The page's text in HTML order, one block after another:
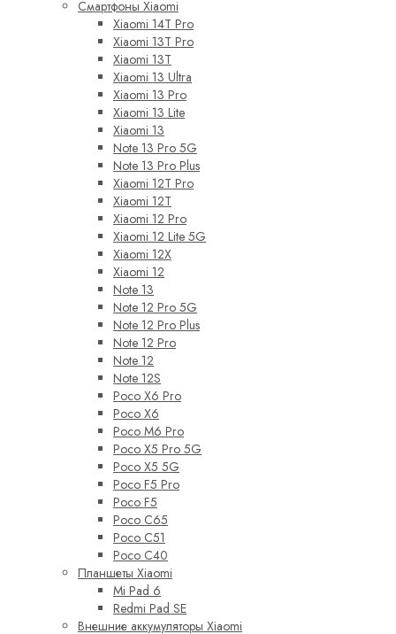
Смартфоны Xiaomi
Xiaomi 14T Pro
Xiaomi 13T Pro
Xiaomi 13T
Xiaomi 13 Ultra
Xiaomi 13 Pro
Xiaomi 13 Lite
Xiaomi 13
Note 13 Pro 5G
Note 13 Pro Plus
Xiaomi 12T Pro
Xiaomi 12T
Xiaomi 12 Pro
Xiaomi 12 Lite 5G
Xiaomi 12X
Xiaomi 12
Note 13
Note 12 Pro 5G
Note 12 Pro Plus
Note 12 Pro
Note 12
Note 12S
Poco X6 Pro
Poco X6
Poco M6 Pro
Poco X5 Pro 5G
Poco X5 5G
Poco F5 Pro
Poco F5
Poco C65
Poco C51
Poco C40
Планшеты Xiaomi
Mi Pad 6
Redmi Pad SE
Внешние аккумуляторы Xiaomi